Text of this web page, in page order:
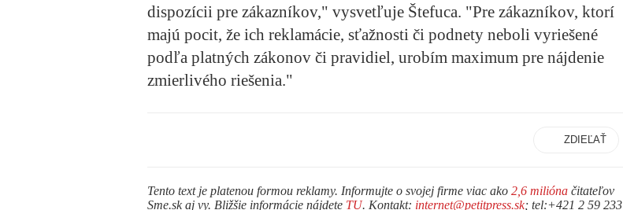
dispozícii pre zákazníkov," vysvetľuje Štefuca. "Pre zákazníkov, ktorí
majú pocit, že ich reklamácie, sťažnosti či podnety neboli vyriešené
podľa platných zákonov či pravidiel, urobím maximum pre nájdenie
zmierlivého riešenia."
ZDIEĽAŤ
Tento text je platenou formou reklamy. Informujte o svojej firme viac ako 2,6 milióna čitateľov
Sme.sk aj vy. Bližšie informácie nájdete TU. Kontakt: internet@petitpress.sk; tel:+421 2 59 233